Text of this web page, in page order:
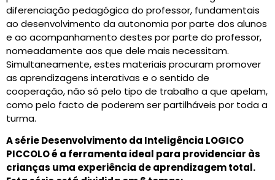
diferenciação pedagógica do professor, fundamentais
ao desenvolvimento da autonomia por parte dos alunos
e ao acompanhamento destes por parte do professor,
nomeadamente aos que dele mais necessitam.
Simultaneamente, estes materiais procuram promover
as aprendizagens interativas e o sentido de
cooperação, não só pelo tipo de trabalho a que apelam,
como pelo facto de poderem ser partilháveis por toda a
turma.
A série Desenvolvimento da Inteligência LOGICO
PICCOLO é a ferramenta ideal para providenciar às
crianças uma experiência de aprendizagem total.